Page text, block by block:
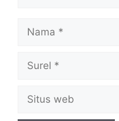
Nama
Surel
Situs
web